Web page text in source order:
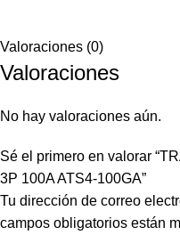
Valoraciones (0)
Valoraciones
No hay valoraciones aún.
Sé el primero en valorar
3P 100A ATS4-100GA”
Tu dirección de correo
campos obligatorios están